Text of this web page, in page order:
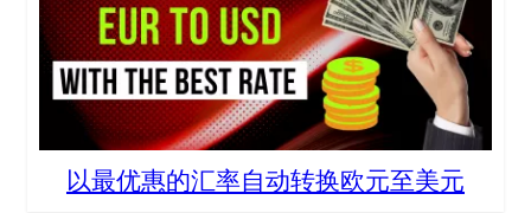
以最优惠的汇率自动转换欧元至美元